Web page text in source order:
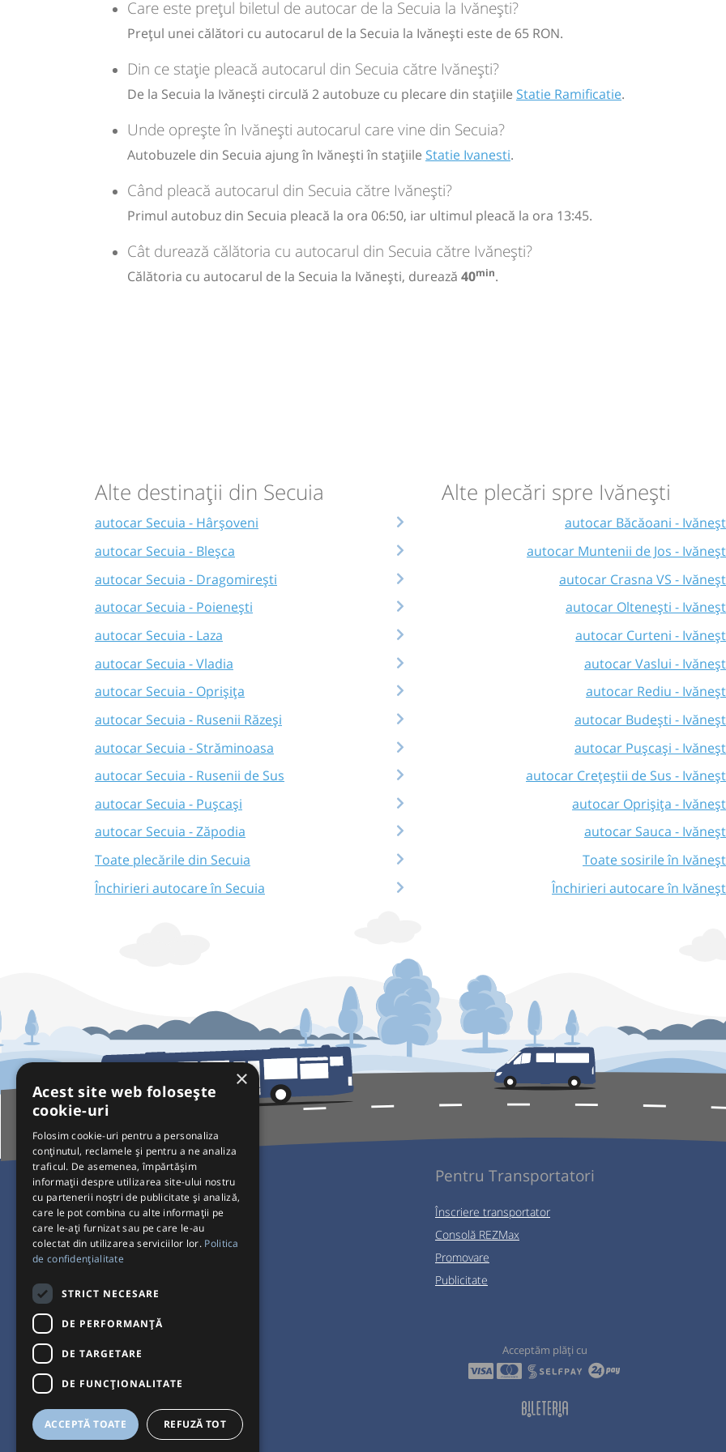
65lei Cumpărăbilet
Sursa: Trans Olteanu Tour SRL | Ultima actualizare: 07/2026
Durată:
min
Zile de circulație:
L MM J V S D
65lei Cumpărăbilet
Sursa: Trans Olteanu Tour SRL| Ultima actualizare:01/2026
Care este prețul biletul de autocar de la Secuia la Ivănești?
Prețul unei călători cu autocarul de la Secuia la Ivănești este de 65 RON.
Din ce stație pleacă autocarul din Secuia către Ivănești?
De la Secuia la Ivănești circulă 2 autobuze cu plecare din stațiile Statie Ramificatie.
Unde oprește în Ivănești autocarul care vine din Secuia?
Autobuzele din Secuia ajung în Ivănești în stațiile Statie Ivanesti.
Când pleacă autocarul din Secuia către Ivănești?
Primul autobuz din Secuia pleacă la ora 06:50, iar ultimul pleacă la ora 13:45.
Cât durează călătoria cu autocarul din Secuia către Ivănești?
Călătoria cu autocarul de la Secuia la Ivănești, durează 40min.
Alte destinații din Secuia
autocar Secuia - Hârșoveni
autocar Secuia - Bleșca
autocar Secuia - Dragomirești
autocar Secuia - Poienești
autocar Secuia - Laza
autocar Secuia - Vladia
autocar Secuia - Oprișița
autocar Secuia - Rusenii Răzeși
autocar Secuia - Străminoasa
autocar Secuia - Rusenii de Sus
autocar Secuia - Pușcași
autocar Secuia - Zăpodia
Toate plecările din Secuia
Închirieri autocare în Secuia
Alte plecări spre Ivănești
autocar Băcăoani -
autocar Muntenii de Jos -
autocar Crasna VS -
autocar Oltenești -
autocar Curteni -
autocar Vaslui -
autocar Rediu -
autocar Budești -
autocar Pușcași -
autocar Crețeștii de Sus -
autocar Oprișița -
autocar Sauca -
Toate sosirile în
Închirieri autocare în
Pentru Călători
Curse autobuz
Plecări/Sosiri
Setări de cookie-uri
Pentru Transportatori
Înscriere transportator
Consolă REZMax
Promovare
Publicitate
Acceptăm plăți cu
×
Acest site web folosește
cookie-uri
Folosim cookie-uri pentru a personaliza
conținutul, reclamele și pentru a ne analiza
traficul. De asemenea, împărtășim
informații despre utilizarea site-ului nostru
cu partenerii noștri de publicitate și analiză,
care le pot combina cu alte informații pe
care le-ați furnizat sau pe care le-au
colectat din utilizarea serviciilor lor. Politica
de confidențialitate
STRICT NECESARE
DE PERFORMANȚĂ
DE TARGETARE
DE FUNCŢIONALITATE
ACCEPTĂ TOATE REFUZĂ TOT